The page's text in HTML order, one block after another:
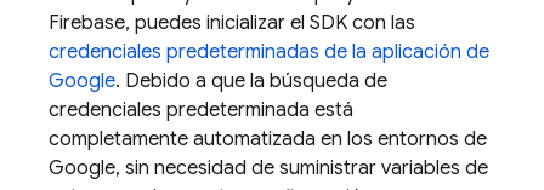
Firebase, puedes inicializar el SDK con las
credenciales predeterminadas de la aplicación de
Google. Debido a que la búsqueda de
credenciales predeterminada está
completamente automatizada en los entornos de
Google, sin necesidad de suministrar variables de